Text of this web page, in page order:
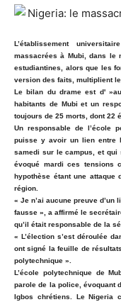
L’établissement
massacrées à Mubi, dans le
estudiantines, alors que les
version des faits, multiplient
Le bilan du drame est d'
habitants de Mubi et un
toujours de 25 morts, dont 22
Un responsable de l’école
puisse y avoir un lien entre
samedi sur le campus, et qui
évoqué mardi ces tensions
hypothèse étant une
région.
« Je n’ai aucune preuve d’un
fausse », a affirmé le
qu’il était responsable de la
« L’élection s’est déroulée
ont signé la feuille de
polytechnique ».
L’école polytechnique de
parole de la police, évoquant
Igbos chrétiens. Le Nigeria